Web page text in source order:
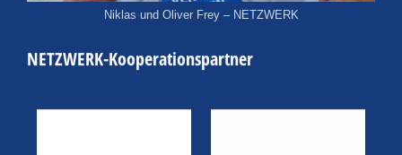
Niklas und Oliver Frey – NETZWERK
NETZWERK-Kooperationspartner